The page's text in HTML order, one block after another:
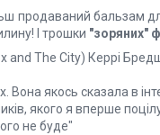
продаваний бальзам
І трошки "зоряних"
and The City) Керрі
Вона якось сказала в
якого я вперше
не буде"